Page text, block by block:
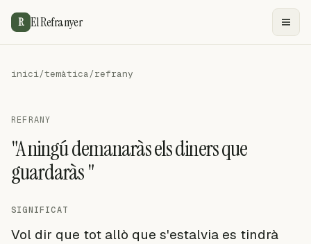
R El Refranyer
inici/temàtica/refrany
REFRANY
"A ningú demanaràs els diners que
guardaràs "
SIGNIFICAT
Vol dir que tot allò que s'estalvia es tindrà